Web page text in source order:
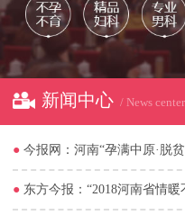
新闻中心 / News center
● 今报网：河南“孕满中原·脱
● 东方今报：“2018河南省情